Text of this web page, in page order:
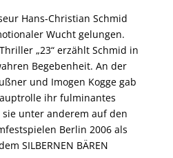
Hans-Christian Schmid
Wucht gelungen.
„23“ erzählt Schmid in
Begebenheit. An der
und Imogen Kogge gab
ihr fulminantes
unter anderem auf den
Berlin 2006 als
SILBERNEN BÄREN